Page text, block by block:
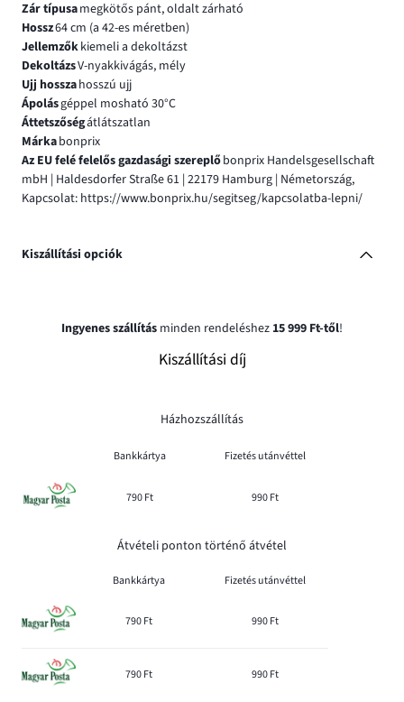
Zár típusamegkötős pánt, oldalt zárható
Hossz64 cm (a 42-es méretben)
Jellemzőkkiemeli a dekoltázst
DekoltázsV-nyakkivágás, mély
Ujj hosszahosszú ujj
Ápolásgéppel mosható 30°C
Áttetszőségátlátszatlan
Márkabonprix
Az EU felé felelős gazdasági szereplőbonprix Handelsgesellschaft
mbH | Haldesdorfer Straße 61 | 22179 Hamburg | Németország,
Kapcsolat: https://www.bonprix.hu/segitseg/kapcsolatba-lepni/
Kiszállítási opciók
Ingyenes szállítás minden rendeléshez 15 999 Ft-től!
Kiszállítási díj
Házhozszállítás
Bankkártya Fizetés utánvéttel
790 Ft 990 Ft
Átvételi ponton történő átvétel
Bankkártya Fizetés utánvéttel
790 Ft 990 Ft
790 Ft 990 Ft